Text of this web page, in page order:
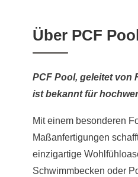
Über PCF
PCF Pool, geleitet von
ist bekannt für
Mit einem besonderen
Maßanfertigungen
einzigartige
Schwimmbecken oder